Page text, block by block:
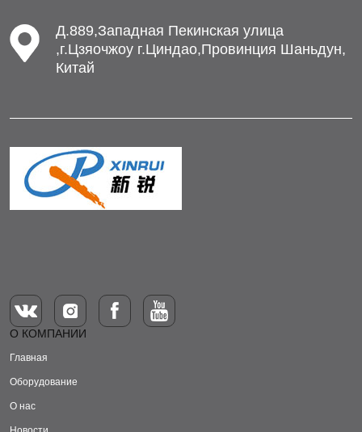
Д.889,Западная Пекинская улица
,г.Цзяочжоу г.Циндао,Провинция Шаньдун,
Китай
О КОМПАНИИ
Главная
Оборудование
О нас